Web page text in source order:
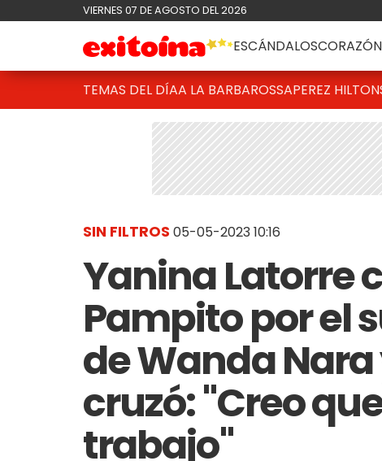
VIERNES 07 DE AGOSTO DEL 2026
ESCÁNDALOSCORAZÓN
TEMAS DEL DÍAA LA BARBAROSSAPEREZ HILTON
SIN FILTROS 05-05-2023 10:16
Yanina Latorre
Pampito por el
de Wanda
cruzó: "Creo
trabajo"